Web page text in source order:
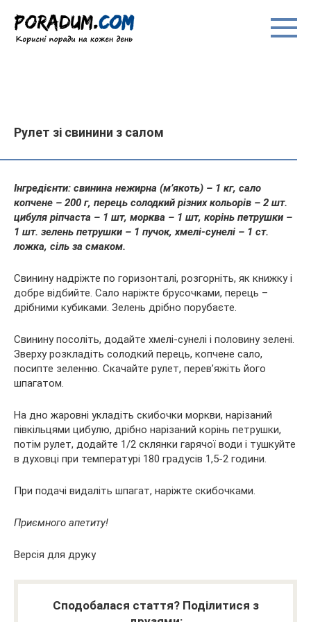
вмісту
Рулет зі свинини з салом
Інгредієнти: свинина нежирна (м’якоть) – 1 кг, сало
копчене – 200 г, перець солодкий різних кольорів – 2 шт.
цибуля ріпчаста – 1 шт, морква – 1 шт, корінь петрушки –
1 шт. зелень петрушки – 1 пучок, хмелі-сунелі – 1 ст.
ложка, сіль за смаком.
Свинину надріжте по горизонталі, розгорніть, як книжку і
добре відбийте. Сало наріжте брусочками, перець –
дрібними кубиками. Зелень дрібно порубаєте.
Свинину посоліть, додайте хмелі-сунелі і половину зелені.
Зверху розкладіть солодкий перець, копчене сало,
посипте зеленню. Скачайте рулет, перев’яжіть його
шпагатом.
На дно жаровні укладіть скибочки моркви, нарізаний
півкільцями цибулю, дрібно нарізаний корінь петрушки,
потім рулет, додайте 1/2 склянки гарячої води і тушкуйте
в духовці при температурі 180 градусів 1,5-2 години.
При подачі видаліть шпагат, наріжте скибочками.
Приємного апетиту!
Версія для друку
Сподобалася стаття? Поділитися з